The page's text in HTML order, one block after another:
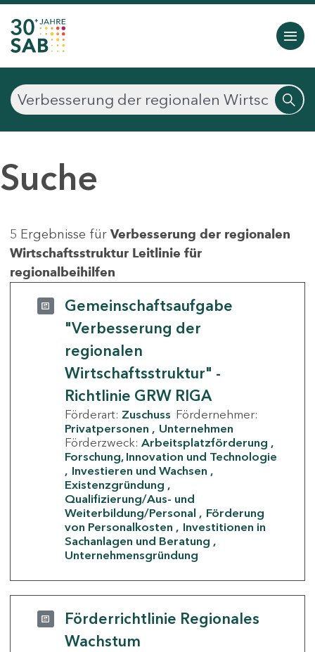
Suche
5 Ergebnisse für Verbesserung der regionalen
Wirtschaftsstruktur Leitlinie für
regionalbeihilfen
Gemeinschaftsaufgabe
"Verbesserung der
regionalen
Wirtschaftsstruktur" -
Richtlinie GRW RIGA
Förderart: Zuschuss Fördernehmer:
Privatpersonen
Unternehmen
Förderzweck: Arbeitsplatzförderung
Forschung, Innovation und Technologie
Investieren und Wachsen
Existenzgründung
Qualifizierung/Aus- und
Weiterbildung/Personal
Förderung
von Personalkosten
Investitionen in
Sachanlagen und Beratung
Unternehmensgründung
Förderrichtlinie Regionales
Wachstum